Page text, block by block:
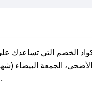
التي تساعدك على
الجمعة البيضاء (شهر